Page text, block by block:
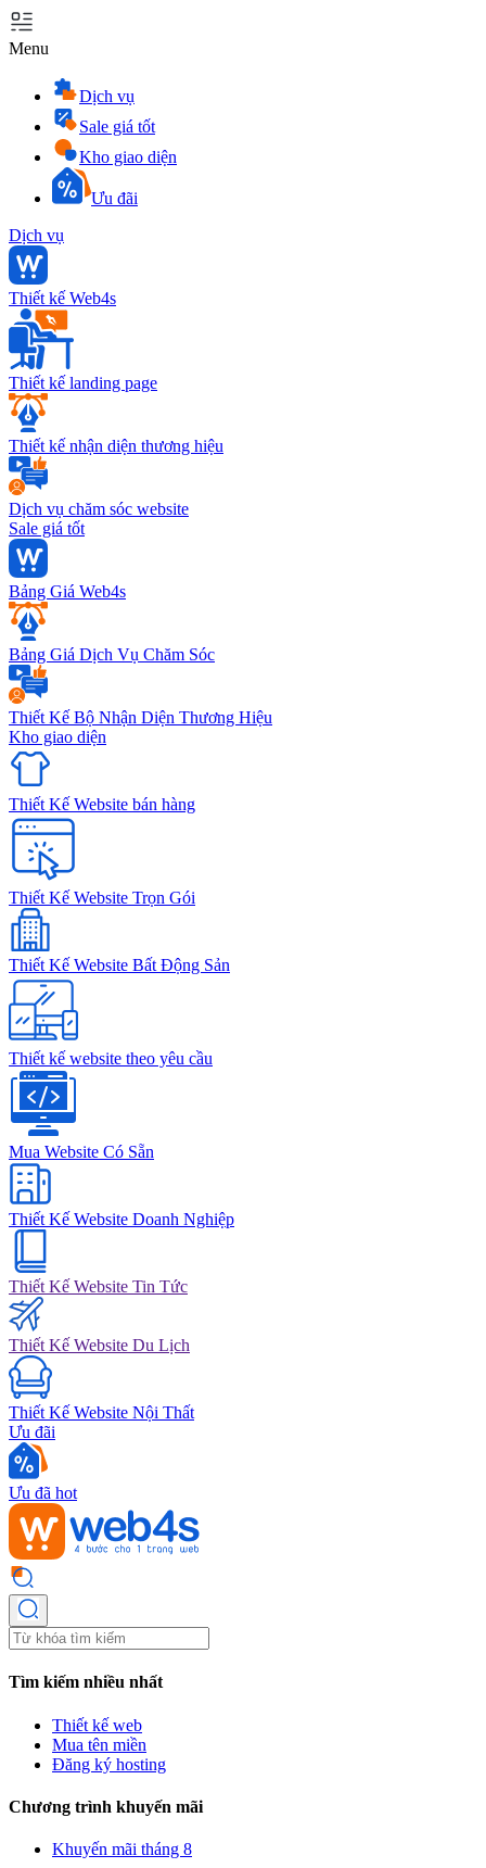
Menu
Dịch vụ
Sale giá tốt
Kho giao diện
Ưu đãi
Dịch vụ
Thiết kế Web4s
Thiết kế landing page
Thiết kế nhận diện thương hiệu
Dịch vụ chăm sóc website
Sale giá tốt
Bảng Giá Web4s
Bảng Giá Dịch Vụ Chăm Sóc
Thiết Kế Bộ Nhận Diện Thương Hiệu
Kho giao diện
Thiết Kế Website bán hàng
Thiết Kế Website Trọn Gói
Thiết Kế Website Bất Động Sản
Thiết kế website theo yêu cầu
Mua Website Có Sẵn
Thiết Kế Website Doanh Nghiệp
Thiết Kế Website Tin Tức
Thiết Kế Website Du Lịch
Thiết Kế Website Nội Thất
Ưu đãi
Ưu đã hot
Tìm kiếm nhiều nhất
Thiết kế web
Mua tên miền
Đăng ký hosting
Chương trình khuyến mãi
Khuyến mãi tháng 8